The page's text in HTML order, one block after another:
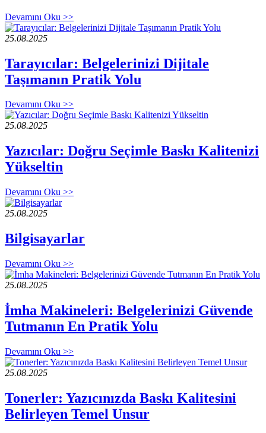
Devamını Oku >>
25.08.2025
Tarayıcılar: Belgelerinizi Dijitale
Taşımanın Pratik Yolu
Devamını Oku >>
25.08.2025
Yazıcılar: Doğru Seçimle Baskı Kalitenizi
Yükseltin
Devamını Oku >>
25.08.2025
Bilgisayarlar
Devamını Oku >>
25.08.2025
İmha Makineleri: Belgelerinizi Güvende
Tutmanın En Pratik Yolu
Devamını Oku >>
25.08.2025
Tonerler: Yazıcınızda Baskı Kalitesini
Belirleyen Temel Unsur